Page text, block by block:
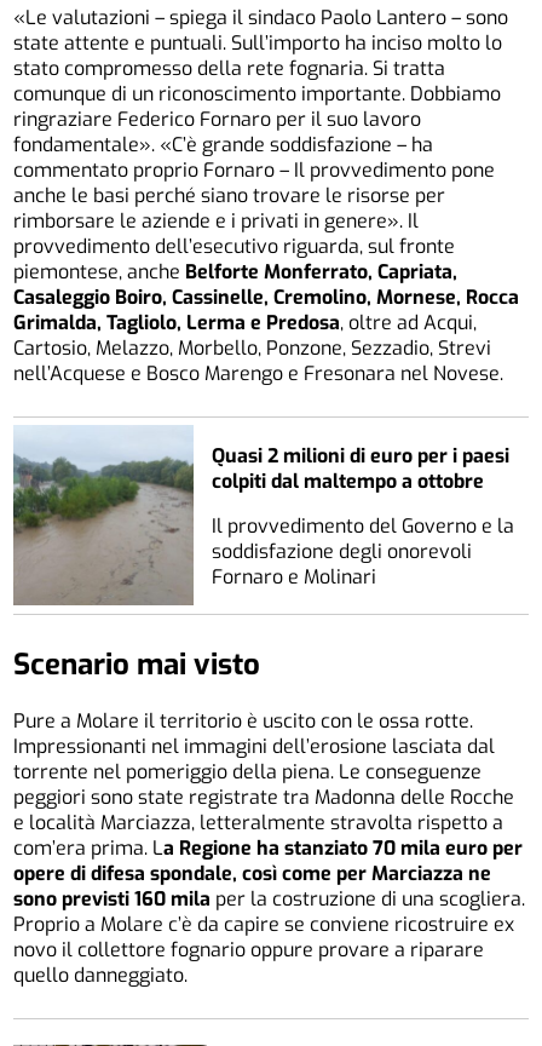
«Le valutazioni – spiega il sindaco Paolo Lantero – sono
state attente e puntuali. Sull’importo ha inciso molto lo
stato compromesso della rete fognaria. Si tratta
comunque di un riconoscimento importante. Dobbiamo
ringraziare Federico Fornaro per il suo lavoro
fondamentale». «C’è grande soddisfazione – ha
commentato proprio Fornaro – Il provvedimento pone
anche le basi perché siano trovare le risorse per
rimborsare le aziende e i privati in genere». Il
provvedimento dell’esecutivo riguarda, sul fronte
piemontese, anche Belforte Monferrato, Capriata,
Casaleggio Boiro, Cassinelle, Cremolino, Mornese, Rocca
Grimalda, Tagliolo, Lerma e Predosa, oltre ad Acqui,
Cartosio, Melazzo, Morbello, Ponzone, Sezzadio, Strevi
nell’Acquese e Bosco Marengo e Fresonara nel Novese.
Quasi 2 milioni di euro per i paesi
colpiti dal maltempo a ottobre
Il provvedimento del Governo e la
soddisfazione degli onorevoli
Fornaro e Molinari
Scenario mai visto
Pure a Molare il territorio è uscito con le ossa rotte.
Impressionanti nel immagini dell’erosione lasciata dal
torrente nel pomeriggio della piena. Le conseguenze
peggiori sono state registrate tra Madonna delle Rocche
e località Marciazza, letteralmente stravolta rispetto a
com’era prima. La Regione ha stanziato 70 mila euro per
opere di difesa spondale, così come per Marciazza ne
sono previsti 160 mila per la costruzione di una scogliera.
Proprio a Molare c’è da capire se conviene ricostruire ex
novo il collettore fognario oppure provare a riparare
quello danneggiato.